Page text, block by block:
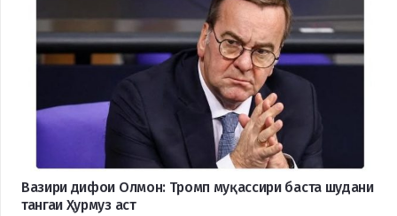
Вазири дифои Олмон: Тромп муқассири баста шудани
тангаи Ҳурмуз аст